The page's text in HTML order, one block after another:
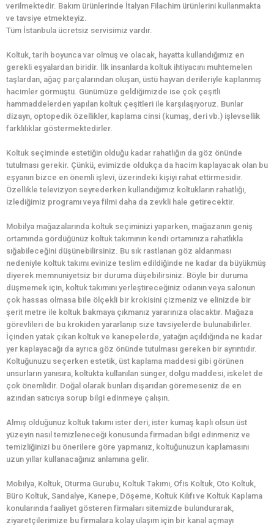
verilmektedir. Bakım ürünlerinde İtalyan Filachim ürünlerini kullanmakta
ve tavsiye etmekteyiz.
Tüm İstanbula ücretsiz servisimiz vardır.
Koltuk, tarih boyunca var olmuş ve olacak, hayatta kullandığımız en
gerekli eşyalardan biridir. İlk insanlarda koltuk ihtiyacını muhtemelen
taşlardan, ağaç parçalarından oluşan, üstü hayvan derileriyle kaplanmış
hacimler görmüştü. Günümüze geldiğimizde ise çok çeşitli
hammaddelerden yapılan koltuk çeşitleri ile karşılaşıyoruz. Bunlar
dizayn, optopedik özellikler, kaplama cinsi (kumaş, deri vb.) işlevsellik
farklılıklar göstermektedirler.
Koltuk seçiminde estetiğin olduğu kadar rahatlığın da göz önünde
tutulması gerekir. Çünkü, evimizde oldukça da hacim kaplayacak olan bu
eşyanın bizce en önemli işlevi, üzerindeki kişiyi rahat ettirmesidir.
Özellikle televizyon seyrederken kullandığımız koltukların rahatlığı,
izlediğimiz programı veya filmi daha da zevkli hale getirecektir.
Mobilya mağazalarında koltuk seçiminizi yaparken, mağazanın geniş
ortamında gördüğünüz koltuk takımının kendi ortamınıza rahatlıkla
sığabileceğini düşünebilirsiniz. Bu sık rastlanan göz aldanması
nedeniyle koltuk takımı evinize teslim edildiğinde ne kadar da büyükmüş
diyerek memnuniyetsiz bir duruma düşebilirsiniz. Böyle bir duruma
düşmemek için, koltuk takımını yerleştireceğiniz odanın veya salonun
çok hassas olmasa bile ölçekli bir krokisini çizmeniz ve elinizde bir
şerit metre ile koltuk bakmaya çıkmanız yararınıza olacaktır. Mağaza
görevlileri de bu krokiden yararlanıp size tavsiyelerde bulunabilirler.
İçinden yatak çıkan koltuk ve kanepelerde, yatağın açıldığında ne kadar
yer kaplayacağı da ayrıca göz önünde tutulması gereken bir ayrıntıdır.
Koltuğunuzu seçerken estetik, üst kaplama maddesi gibi görünen
unsurların yanısıra, koltukta kullanılan sünger, dolgu maddesi, iskelet de
çok önemlidir. Doğal olarak bunları dışarıdan göremeseniz de en
azından satıcıya sorup bilgi edinmeye çalışın.
Almış olduğunuz koltuk takımı ister deri, ister kumaş kaplı olsun üst
yüzeyin nasıl temizleneceği konusunda firmadan bilgi edinmeniz ve
temizliğinizi bu önerilere göre yapmanız, koltuğunuzun kaplamasını
uzun yıllar kullanacağınız anlamına gelir.
Mobilya, Koltuk, Oturma Gurubu, Koltuk Takımı, Ofis Koltuk, Oto Koltuk,
Büro Koltuk, Sandalye, Kanepe, Döşeme, Koltuk Kılıfı ve Koltuk Kaplama
konularında faaliyet gösteren firmaları sitemizde bulundurarak,
ziyaretçilerimize bu firmalara kolay ulaşım için bir kanal açmayı